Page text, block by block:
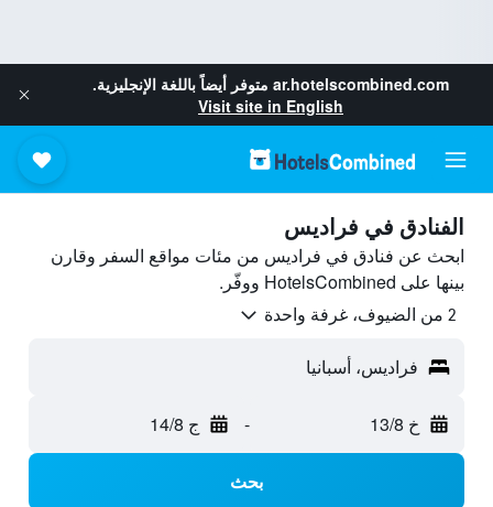
ar.hotelscombined.com متوفر أيضاً باللغة الإنجليزية.
Visit site in English
الفنادق في فراديس
ابحث عن فنادق في فراديس من مئات مواقع السفر وقارن
بينها على HotelsCombined ووفّر.
2 من الضيوف، غرفة واحدة
فراديس، أسبانيا
خ 13/8 - ج 14/8
بحث